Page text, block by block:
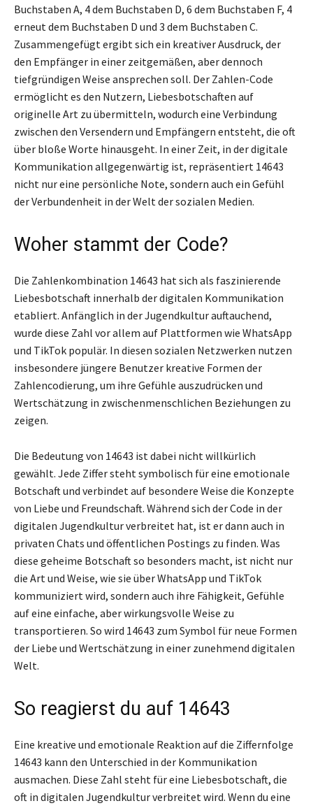
Buchstaben A, 4 dem Buchstaben D, 6 dem Buchstaben F, 4
erneut dem Buchstaben D und 3 dem Buchstaben C.
Zusammengefügt ergibt sich ein kreativer Ausdruck, der
den Empfänger in einer zeitgemäßen, aber dennoch
tiefgründigen Weise ansprechen soll. Der Zahlen-Code
ermöglicht es den Nutzern, Liebesbotschaften auf
originelle Art zu übermitteln, wodurch eine Verbindung
zwischen den Versendern und Empfängern entsteht, die oft
über bloße Worte hinausgeht. In einer Zeit, in der digitale
Kommunikation allgegenwärtig ist, repräsentiert 14643
nicht nur eine persönliche Note, sondern auch ein Gefühl
der Verbundenheit in der Welt der sozialen Medien.
Woher stammt der Code?
Die Zahlenkombination 14643 hat sich als faszinierende
Liebesbotschaft innerhalb der digitalen Kommunikation
etabliert. Anfänglich in der Jugendkultur auftauchend,
wurde diese Zahl vor allem auf Plattformen wie WhatsApp
und TikTok populär. In diesen sozialen Netzwerken nutzen
insbesondere jüngere Benutzer kreative Formen der
Zahlencodierung, um ihre Gefühle auszudrücken und
Wertschätzung in zwischenmenschlichen Beziehungen zu
zeigen.
Die Bedeutung von 14643 ist dabei nicht willkürlich
gewählt. Jede Ziffer steht symbolisch für eine emotionale
Botschaft und verbindet auf besondere Weise die Konzepte
von Liebe und Freundschaft. Während sich der Code in der
digitalen Jugendkultur verbreitet hat, ist er dann auch in
privaten Chats und öffentlichen Postings zu finden. Was
diese geheime Botschaft so besonders macht, ist nicht nur
die Art und Weise, wie sie über WhatsApp und TikTok
kommuniziert wird, sondern auch ihre Fähigkeit, Gefühle
auf eine einfache, aber wirkungsvolle Weise zu
transportieren. So wird 14643 zum Symbol für neue Formen
der Liebe und Wertschätzung in einer zunehmend digitalen
Welt.
So reagierst du auf 14643
Eine kreative und emotionale Reaktion auf die Ziffernfolge
14643 kann den Unterschied in der Kommunikation
ausmachen. Diese Zahl steht für eine Liebesbotschaft, die
oft in digitalen Jugendkultur verbreitet wird. Wenn du eine